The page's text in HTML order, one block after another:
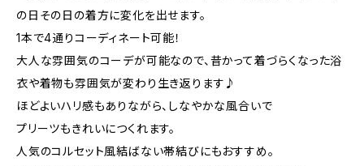
の日その日の着方に変化を出せます。
1本で4通りコーディネート可能！
大人な雰囲気のコーデが可能なので、昔かって着づらくなった浴
衣や着物も雰囲気が変わり生き返ります♪
ほどよいハリ感もありながら、しなやかな風合いで
プリーツもきれいにつくれます。
人気のコルセット風結ばない帯結びにもおすすめ。